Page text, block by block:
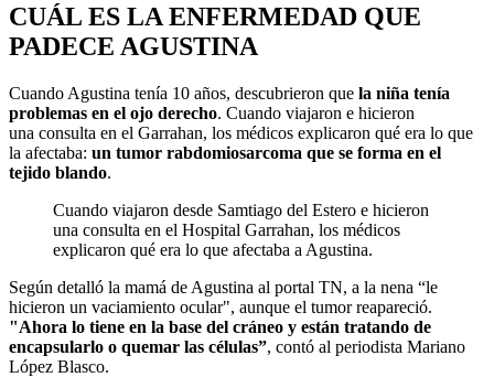
CUÁL ES LA ENFERMEDAD QUE
PADECE AGUSTINA
Cuando Agustina tenía 10 años, descubrieron que la niña tenía
problemas en el ojo derecho. Cuando viajaron e hicieron
una consulta en el Garrahan, los médicos explicaron qué era lo que
la afectaba: un tumor rabdomiosarcoma que se forma en el
tejido blando.
Cuando viajaron desde Samtiago del Estero e hicieron
una consulta en el Hospital Garrahan, los médicos
explicaron qué era lo que afectaba a Agustina.
Según detalló la mamá de Agustina al portal TN, a la nena “le
hicieron un vaciamiento ocular", aunque el tumor reapareció.
"Ahora lo tiene en la base del cráneo y están tratando de
encapsularlo o quemar las células”, contó al periodista Mariano
López Blasco.